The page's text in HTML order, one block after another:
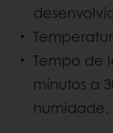
Tempo de
minutos a
humidade.